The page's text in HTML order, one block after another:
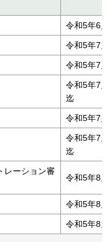
令和5年6
令和5年7
令和5年7
令和5年7
迄
令和5年7
令和5年7
迄
レーション審
令和5年8
令和5年8
令和5年8